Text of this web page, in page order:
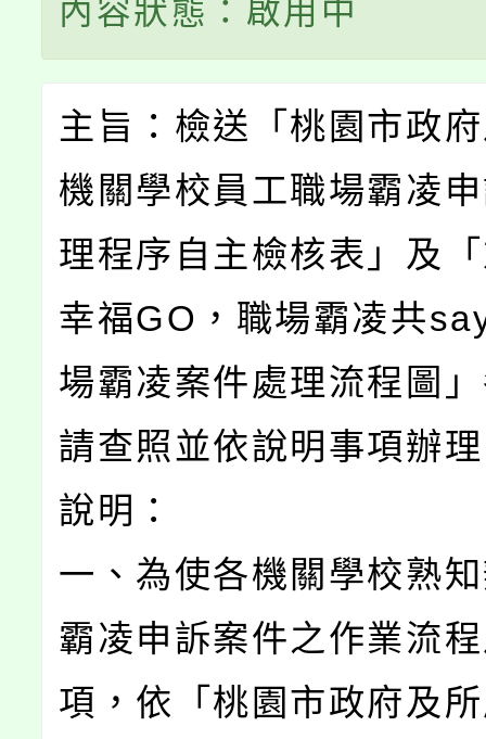
內容狀態：啟用中
主旨：檢送「桃園市政
機關學校員工職場霸凌
理程序自主檢核表」及
幸福GO，職場霸凌共
場霸凌案件處理流程圖
請查照並依說明事項辦
說明：
一、為使各機關學校熟
霸凌申訴案件之作業流
項，依「桃園市政府及